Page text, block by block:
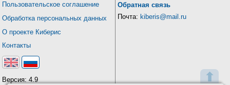
⬆
Пользовательское соглашение
Обработка персональных данных
О проекте Киберис
Контакты
Версия: 4.9
Обратная связь
Почта: kiberis@mail.ru